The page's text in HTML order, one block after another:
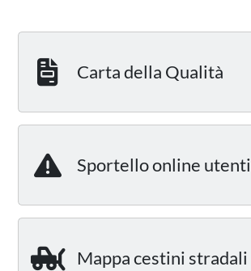
Carta della Qualità
Sportello online utenti
Mappa cestini stradali